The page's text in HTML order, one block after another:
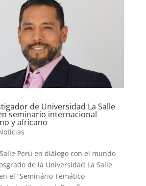
de Universidad La Salle
seminario internacional
y africano
Perú en diálogo con el mundo
de la Universidad La Salle
el “Seminário Temático